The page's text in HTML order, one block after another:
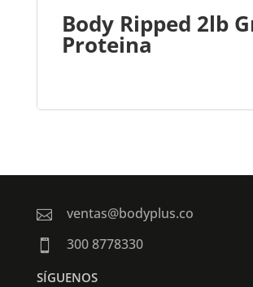
Body Ripped 2lb
Proteina
 ventas@bodyplus.co
 300 8778330
SÍGUENOS